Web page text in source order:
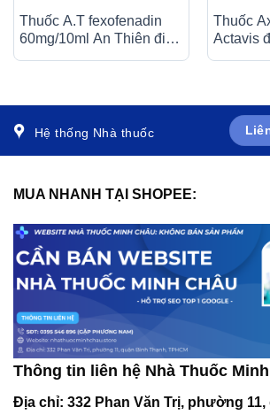
Thuốc A.T fexofenadin
60mg/10ml An Thiên điều
trị triệu chứng viêm mũi dị
Thuốc
Actavis
ngược
Hệ thống Nhà thuốc
MUA NHANH TẠI SHOPEE:
Thông tin liên hệ Nhà Thuốc
Địa chỉ: 332 Phan Văn Trị, phường